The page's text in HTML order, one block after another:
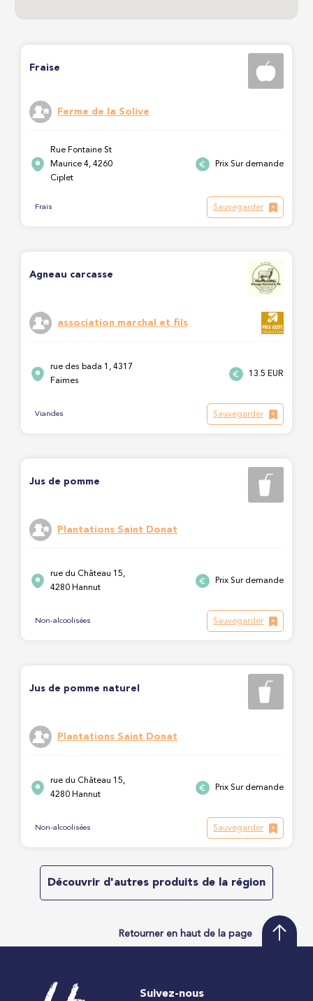
Fraise
Ferme de la Solive
Rue Fontaine St
Maurice 4, 4260
Ciplet
Prix Sur demande
Frais Sauvegarder
Agneau carcasse
association marchal et fils
rue des bada 1, 4317
Faimes
13.5 EUR
Viandes Sauvegarder
Jus de pomme
Plantations Saint Donat
rue du Château 15,
4280 Hannut
Prix Sur demande
Non-alcoolisées Sauvegarder
Jus de pomme naturel
Plantations Saint Donat
rue du Château 15,
4280 Hannut
Prix Sur demande
Non-alcoolisées Sauvegarder
Découvrir d'autres produits de la région
Retourner en haut de la page
Suivez-nous